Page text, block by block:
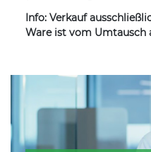
Info: Verkauf
Ware ist vom Umtausch